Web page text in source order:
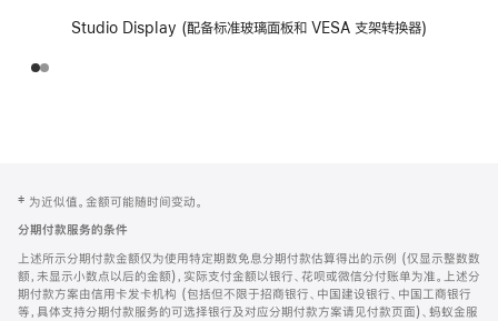
Studio Display (配备标准玻璃面板和 VESA 支架转换器)
页
页
脚
注
‡ 为近似值。金额可能随时间变动。
分期付款服务的条件
上述所示分期付款金额仅为使用特定期数免息分期付款估算得出的示例 (仅显示整数数
额，未显示小数点以后的金额)，实际支付金额以银行、花呗或微信分付账单为准。上述分
期付款方案由信用卡发卡机构 (包括但不限于招商银行、中国建设银行、中国工商银行
等，具体支持分期付款服务的可选择银行及对应分期付款方案请见付款页面)、蚂蚁金服